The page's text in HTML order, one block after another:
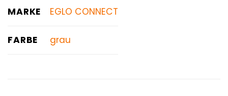
MARKE EGLO CONNECT
FARBE grau